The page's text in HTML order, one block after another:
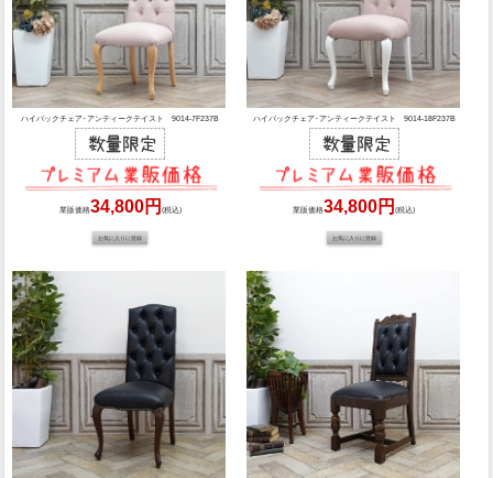
ハイバックチェア･アンティークテイスト 9014-7F237B
業販価格34,800円 (税込)
ハイバックチェア･アンティークテイスト 9014-18F237B
業販価格34,800円(税込)